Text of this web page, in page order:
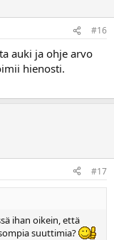
#16
auki ja ohje arvo
hienosti.
#17
ihan oikein, että
suuttimia?